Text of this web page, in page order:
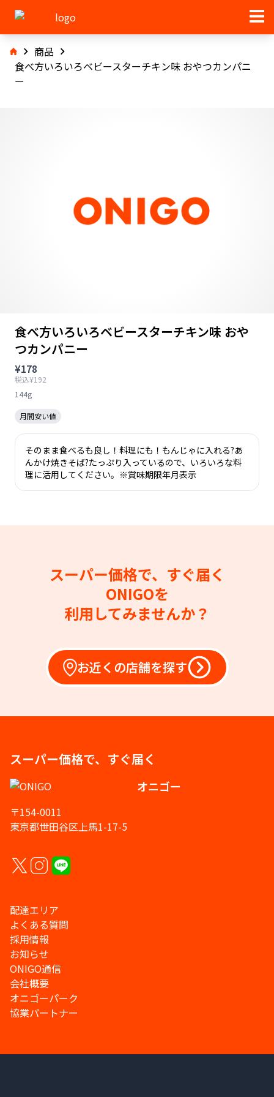
商品
食べ方いろいろベビースターチキン味 おやつカンパニ
ー
食べ方いろいろベビースターチキン味 おや
つカンパニー
¥178
税込¥192
144g
月間安い値
そのまま食べるも良し！料理にも！もんじゃに入れる?あ
んかけ焼きそば?たっぷり入っているので、いろいろな料
理に活用してください。※賞味期限年月表示
スーパー価格で、すぐ届く
ONIGOを
利用してみませんか？
お近くの店舗を探す
スーパー価格で、すぐ届く
オニゴー
〒154-0011
東京都世田谷区上馬1-17-5
配達エリア
よくある質問
採用情報
お知らせ
ONIGO通信
会社概要
オニゴーパーク
協業パートナー